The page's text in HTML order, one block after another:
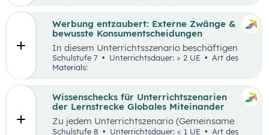
Werbung entzaubert: Externe Zwänge &
bewusste Konsumentscheidungen
In diesem Unterrichtsszenario beschäftigen
sich die Schüler:innen mit den Themen
„Werbung“ und „Konsumentscheidungen“. Zu
Zentrum. Davon ausgehend werden
unterschiedliche externe Zwänge sowie Vor-
Schulstufe 7 Unterrichtsdauer: > 2 UE
Art des
Materials:
Wissenschecks für Unterrichtszenarien
der Lernstrecke Globales Miteinander
Zu jedem Unterrichtszenario (Gemeinsame
Vertiefung) wiez.B.:Globalisierung und ich,
Schulstufe 8 Unterrichtsdauer: < 1 UE